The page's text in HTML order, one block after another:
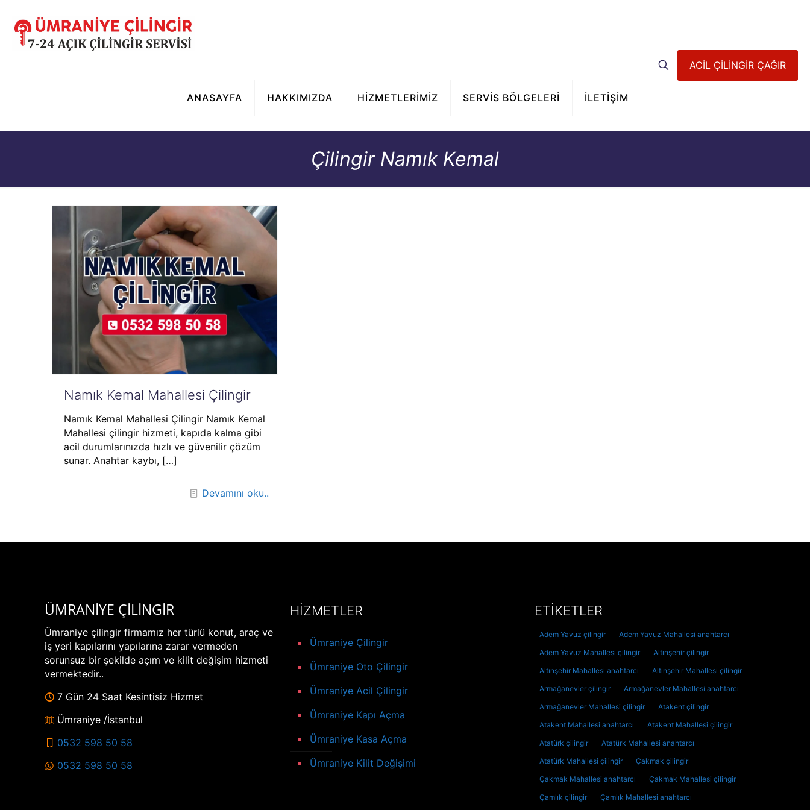
ANASAYFA HAKKIMIZDA HİZMETLERİMİZ SERVİS BÖLGELERİ İLETİŞİM
ACİL ÇİLİNGİR ÇAĞIR
Çilingir Namık Kemal
Namık Kemal Mahallesi Çilingir
Namık Kemal Mahallesi Çilingir Namık Kemal
Mahallesi çilingir hizmeti, kapıda kalma gibi
acil durumlarınızda hızlı ve güvenilir çözüm
sunar. Anahtar kaybı,[…]
Devamını oku..
ÜMRANİYE ÇİLİNGİR
Ümraniye çilingir firmamız her türlü konut, araç ve
iş yeri kapılarını yapılarına zarar vermeden
sorunsuz bir şekilde açım ve kilit değişim hizmeti
vermektedir..
7 Gün 24 Saat Kesintisiz Hizmet
Ümraniye /İstanbul
0532 598 50 58
0532 598 50 58
HİZMETLER
Ümraniye Çilingir
Ümraniye Oto Çilingir
Ümraniye Acil Çilingir
Ümraniye Kapı Açma
Ümraniye Kasa Açma
Ümraniye Kilit Değişimi
ETİKETLER
Adem Yavuz çilingir
Adem Yavuz Mahallesi anahtarcı
Adem Yavuz Mahallesi çilingir
Altınşehir çilingir
Altınşehir Mahallesi anahtarcı
Altınşehir Mahallesi çilingir
Armağanevler çilingir
Armağanevler Mahallesi anahtarcı
Armağanevler Mahallesi çilingir
Atakent çilingir
Atakent Mahallesi anahtarcı
Atakent Mahallesi çilingir
Atatürk çilingir
Atatürk Mahallesi anahtarcı
Atatürk Mahallesi çilingir
Çakmak çilingir
Çakmak Mahallesi anahtarcı
Çakmak Mahallesi çilingir
Çamlık çilingir
Çamlık Mahallesi anahtarcı